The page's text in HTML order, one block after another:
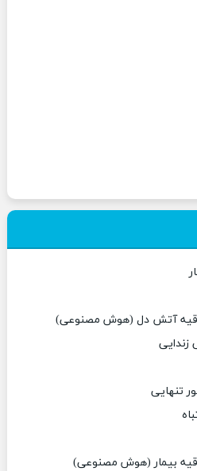
آتش دل (هوش مصنوعی)
زندایی
تنهایی
بیمار (هوش مصنوعی)